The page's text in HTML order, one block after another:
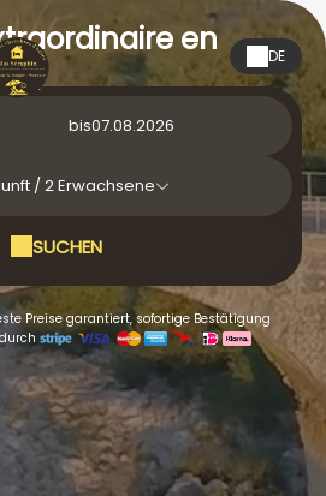
DE
en
bis
/2Erwachsene
SUCHEN
Preise garantiert, sofortige Bestätigung